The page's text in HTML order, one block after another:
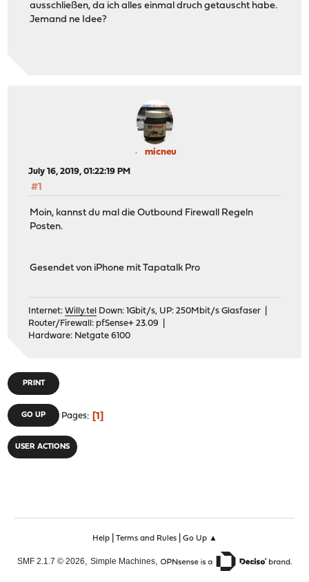
ausschließen, da ich alles einmal druch getauscht habe.
Jemand ne Idee?
micneu
July 16, 2019, 01:22:19 PM
#1
Moin, kannst du mal die Outbound Firewall Regeln
Posten.
Gesendet von iPhone mit Tapatalk Pro
Internet:Willy.tel
Down: 1Gbit/s, UP: 250Mbit/s Glasfaser |
Router/Firewall: pfSense+ 23.09 |
Hardware: Netgate 6100
PRINT
GO UP Pages 1
USER ACTIONS
Help| Terms and Rules| Go Up ▲
SMF 2.1.7 © 2026, Simple Machines,